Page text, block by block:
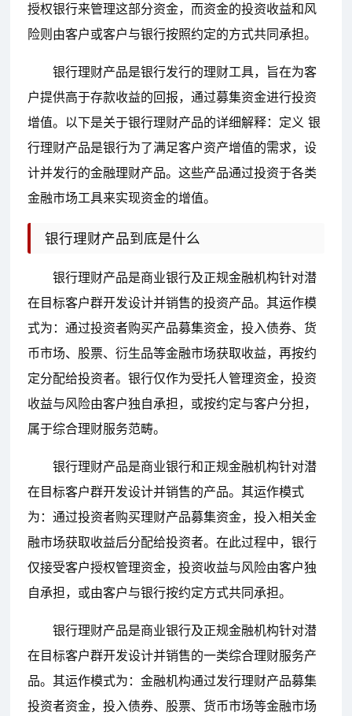
授权银行来管理这部分资金，而资金的投资收益和风
险则由客户或客户与银行按照约定的方式共同承担。
银行理财产品是银行发行的理财工具，旨在为客
户提供高于存款收益的回报，通过募集资金进行投资
增值。以下是关于银行理财产品的详细解释：定义 银
行理财产品是银行为了满足客户资产增值的需求，设
计并发行的金融理财产品。这些产品通过投资于各类
金融市场工具来实现资金的增值。
银行理财产品到底是什么
银行理财产品是商业银行及正规金融机构针对潜
在目标客户群开发设计并销售的投资产品。其运作模
式为：通过投资者购买产品募集资金，投入债券、货
币市场、股票、衍生品等金融市场获取收益，再按约
定分配给投资者。银行仅作为受托人管理资金，投资
收益与风险由客户独自承担，或按约定与客户分担，
属于综合理财服务范畴。
银行理财产品是商业银行和正规金融机构针对潜
在目标客户群开发设计并销售的产品。其运作模式
为：通过投资者购买理财产品募集资金，投入相关金
融市场获取收益后分配给投资者。在此过程中，银行
仅接受客户授权管理资金，投资收益与风险由客户独
自承担，或由客户与银行按约定方式共同承担。
银行理财产品是商业银行及正规金融机构针对潜
在目标客户群开发设计并销售的一类综合理财服务产
品。其运作模式为：金融机构通过发行理财产品募集
投资者资金，投入债券、股票、货币市场等金融市场